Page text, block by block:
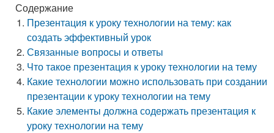
Содержание
Презентация к уроку технологии на тему: как
создать эффективный урок
Связанные вопросы и ответы
Что такое презентация к уроку технологии на тему
Какие технологии можно использовать при создании
презентации к уроку технологии на тему
Какие элементы должна содержать презентация к
уроку технологии на тему